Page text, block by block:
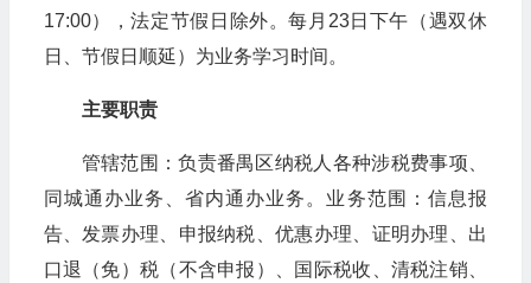
17:00），法定节假日除外。每月23日下午（遇双休
日、节假日顺延）为业务学习时间。
主要职责
管辖范围：负责番禺区纳税人各种涉税费事项、
同城通办业务、省内通办业务。业务范围：信息报
告、发票办理、申报纳税、优惠办理、证明办理、出
口退（免）税（不含申报）、国际税收、清税注销、